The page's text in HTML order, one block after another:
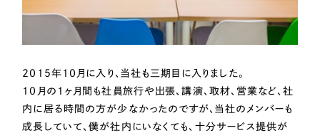
Service
サービス紹介
一過性の広告に頼らず、「仕組み」と「ノウハウ」
採用サイト制作
ブランドサイト制作
ブランディング支援
制作実績
2015年10月に入り、当社も三期目に入りました。
10月の1ヶ月間も社員旅行や出張、講演、取材、営業など、社
内に居る時間の方が少なかったのですが、当社のメンバーも
成長していて、僕が社内にいなくても、十分サービス提供が